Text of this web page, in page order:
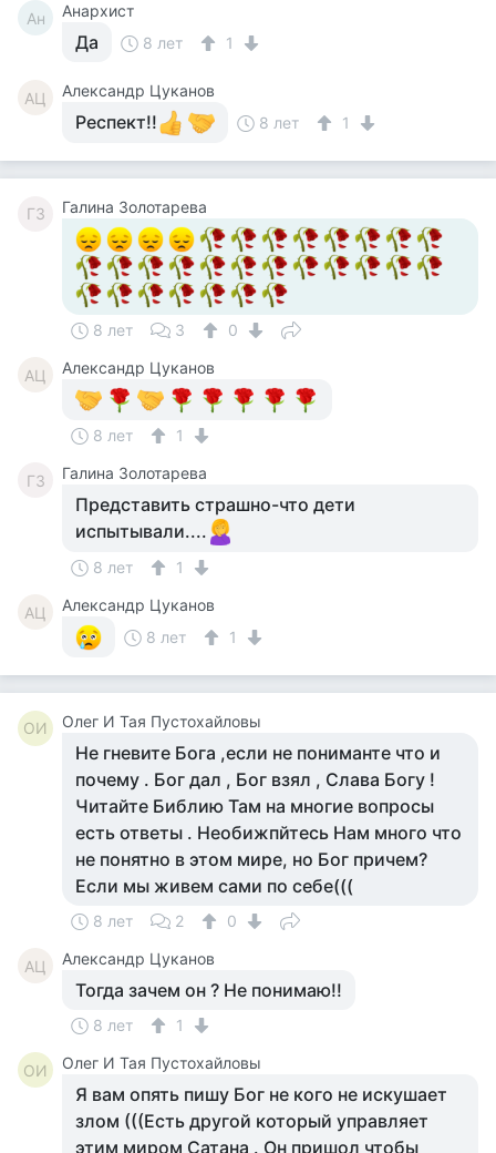
Ан Анархист
Да 8 лет 1
АЦ Александр Цуканов
Респект!! 8 лет 1
ГЗ Галина Золотарева
8 лет 3 0
АЦ Александр Цуканов
8 лет 1
ГЗ Галина Золотарева
Представить страшно-что дети
испытывали....
8 лет 1
АЦ
Александр Цуканов
8 лет
1
ОИ Олег И Тая Пустохайловы
Не гневите Бога ,если не пониманте что и
почему . Бог дал , Бог взял , Слава Богу !
Читайте Библию Там на многие вопросы
есть ответы . Необижпйтесь Нам много что
не понятно в этом мире, но Бог причем?
Если мы живем сами по себе(((
8 лет 2 0
АЦ Александр Цуканов
Тогда зачем он ? Не понимаю!!
8 лет 1
ОИ Олег И Тая Пустохайловы
Я вам опять пишу Бог не кого не искушает
злом (((Есть другой который управляет
этим миром Сатана . Он пришол чтобы